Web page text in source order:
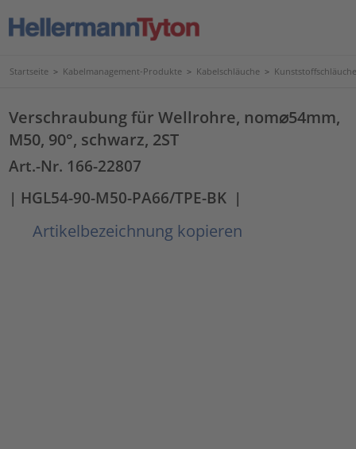
Startseite > Kabelmanagement-Produkte > Kabelschläuche >
Verschraubung für Wellrohre, nom⌀54mm,
M50, 90°, schwarz, 2ST
Art.-Nr. 166-22807
| HGL54-90-M50-PA66/TPE-BK |
Artikelbezeichnung kopieren